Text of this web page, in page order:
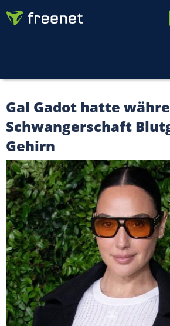
Gal Gadot hatte
Schwangerschaft
Gehirn